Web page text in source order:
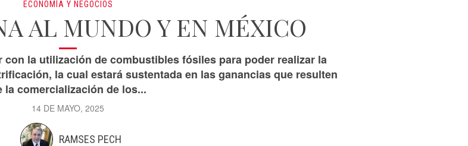
ECONOMÍA Y NEGOCIOS
AL MUNDO Y EN MÉXICO
la utilización de combustibles fósiles para poder realizar la
la cual estará sustentada en las ganancias que resulten
la comercialización de los...
14 DE MAYO, 2025
RAMSES PECH